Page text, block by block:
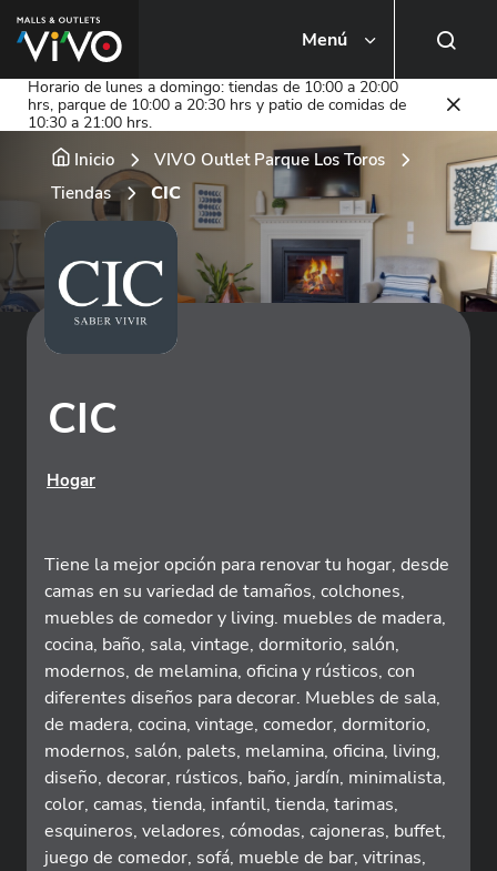
Menú
Busca una tienda o local
Horario de lunes a domingo: tiendas de 10:00 a 20:00
hrs, parque de 10:00 a 20:30 hrs y patio de comidas de
10:30 a 21:00 hrs.
Inicio
VIVO Outlet Parque Los Toros
Tiendas
CIC
CIC
Hogar
Tiene la mejor opción para renovar tu hogar, desde
camas en su variedad de tamaños, colchones,
muebles de comedor y living. muebles de madera,
cocina, baño, sala, vintage, dormitorio, salón,
modernos, de melamina, oficina y rústicos, con
diferentes diseños para decorar. Muebles de sala,
de madera, cocina, vintage, comedor, dormitorio,
modernos, salón, palets, melamina, oficina, living,
diseño, decorar, rústicos, baño, jardín, minimalista,
color, camas, tienda, infantil, tienda, tarimas,
esquineros, veladores, cómodas, cajoneras, buffet,
juego de comedor, sofá, mueble de bar, vitrinas,